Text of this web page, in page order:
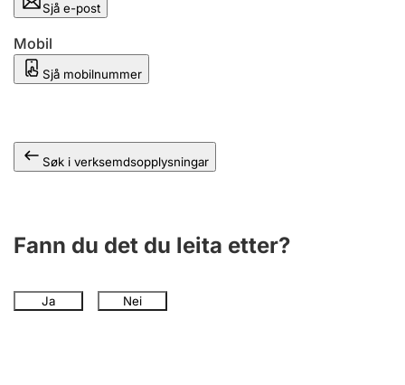
Sjå e-post
Mobil
Sjå mobilnummer
Søk i verksemdsopplysningar
Fann du det du leita etter?
Ja Nei